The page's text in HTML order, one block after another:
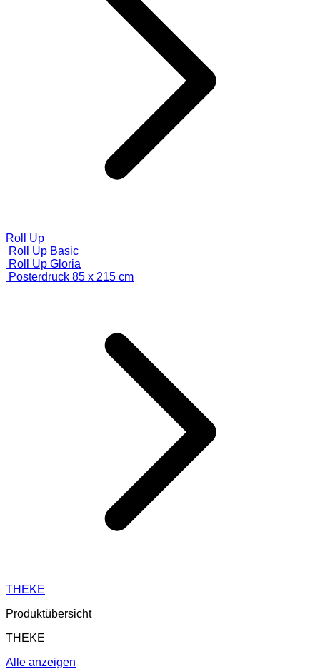
Roll Up
Roll Up Basic
Roll Up Gloria
Posterdruck 85 x 215 cm
THEKE
Produktübersicht
THEKE
Alle anzeigen